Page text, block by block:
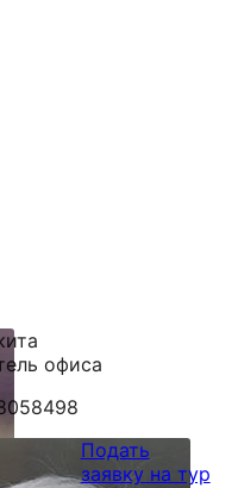
офиса
Подать
заявку на тур